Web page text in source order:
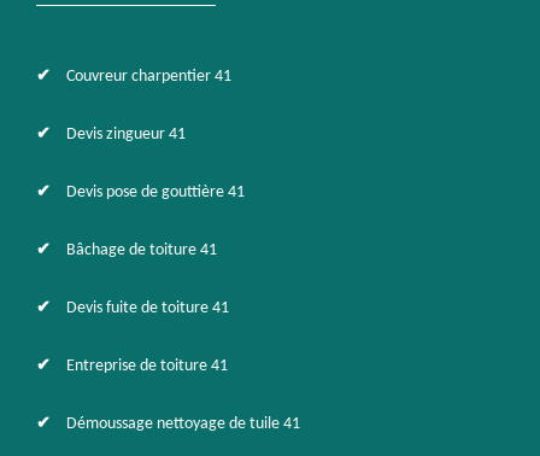
Couvreur charpentier 41
Devis zingueur 41
Devis pose de gouttière 41
Bâchage de toiture 41
Devis fuite de toiture 41
Entreprise de toiture 41
Démoussage nettoyage de tuile 41